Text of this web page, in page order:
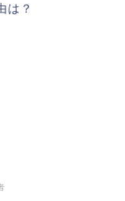
は？